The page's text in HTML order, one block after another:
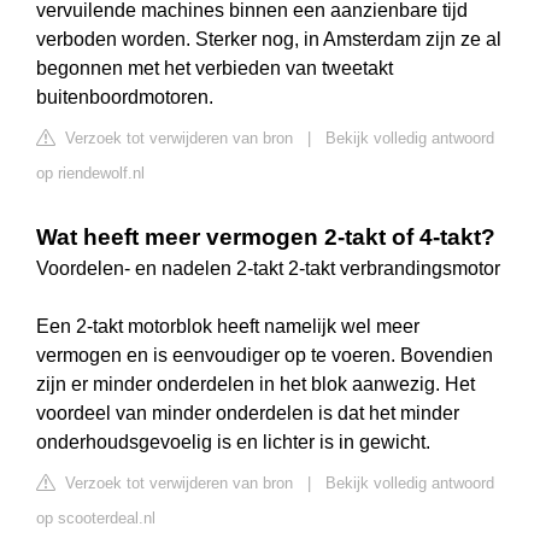
vervuilende machines binnen een aanzienbare tijd
verboden worden. Sterker nog, in Amsterdam zijn ze al
begonnen met het verbieden van tweetakt
buitenboordmotoren.
Verzoek tot verwijderen van bron
Bekijk volledig antwoord
op riendewolf.nl
Wat heeft meer vermogen 2-takt of 4-takt?
Voordelen- en nadelen 2-takt 2-takt verbrandingsmotor
Een 2-takt motorblok heeft namelijk wel meer
vermogen en is eenvoudiger op te voeren. Bovendien
zijn er minder onderdelen in het blok aanwezig. Het
voordeel van minder onderdelen is dat het minder
onderhoudsgevoelig is en lichter is in gewicht.
Verzoek tot verwijderen van bron
Bekijk volledig antwoord
op scooterdeal.nl